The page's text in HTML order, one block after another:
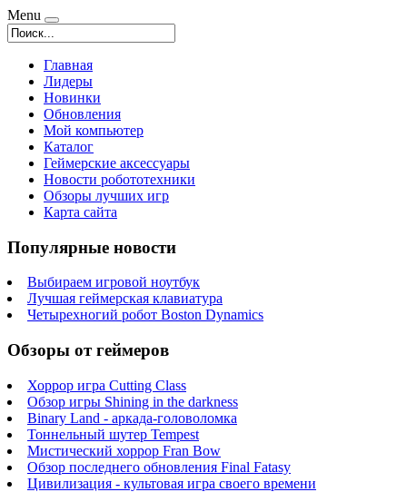
Menu
Главная
Лидеры
Новинки
Обновления
Мой компьютер
Каталог
Геймерские аксессуары
Новости робототехники
Обзоры лучших игр
Карта сайта
Популярные новости
Выбираем игровой ноутбук
Лучшая геймерская клавиатура
Четырехногий робот Boston Dynamics
Обзоры от геймеров
Хоррор игра Cutting Class
Обзор игры Shining in the darkness
Binary Land - аркада-головоломка
Тоннельный шутер Tempest
Мистический хоррор Fran Bow
Обзор последнего обновления Final Fatasy
Цивилизация - культовая игра своего времени